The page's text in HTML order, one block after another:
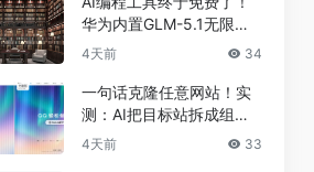
华为内置GLM-5.1无限
用，npm装完就能写代码
4天前 34
一句话克隆任意网站！实
测：AI把目标站拆成组
件，差异不到5%
4天前 33